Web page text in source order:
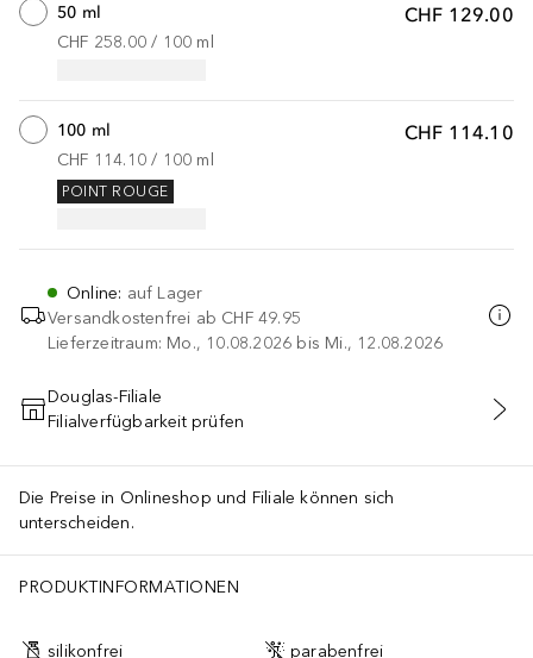
CHF 129.00
50 ml
CHF 258.00 / 100 ml
CHF 114.10
100 ml
CHF 114.10 / 100 ml
POINT ROUGE
Online: auf Lager
Versandkostenfrei ab CHF 49.95
Lieferzeitraum: Mo., 10.08.2026 bis Mi., 12.08.2026
IN DEN WARENKORB
Douglas-Filiale
Filialverfügbarkeit prüfen
Die Preise in Onlineshop und Filiale können sich
unterscheiden.
PRODUKTINFORMATIONEN
silikonfrei parabenfrei